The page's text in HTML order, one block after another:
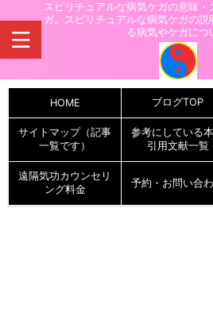
スピリチュアルな病気ケガの意味
ガ。スピリチュアルな病気ケガの
る病気やケガにつ
HOME ブログTOP
サイトマップ（記事
一覧です）
参考にしている本
引用文献一覧
遠隔気功カウンセリ
ング料金
予約・お問い合